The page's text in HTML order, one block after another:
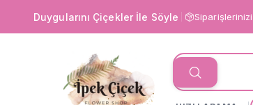
Duygularını Çiçekler İle Söyle Siparişlerinizi